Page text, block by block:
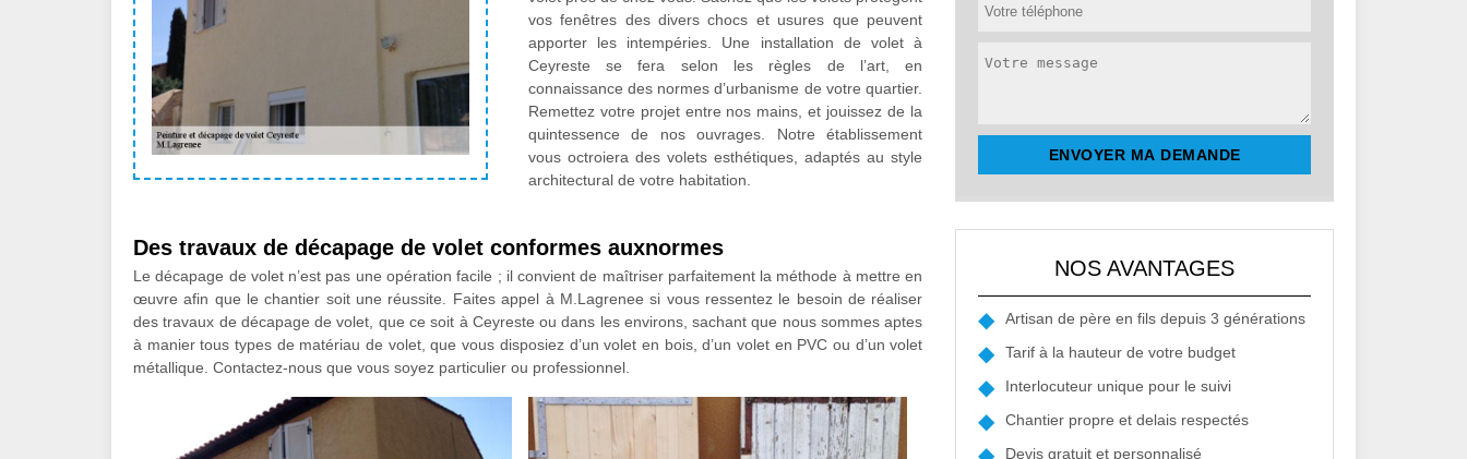
vos fenêtres des divers chocs et usures que peuvent
apporter les intempéries. Une installation de volet à
Ceyreste se fera selon les règles de l’art, en
connaissance des normes d’urbanisme de votre quartier.
Remettez votre projet entre nos mains, et jouissez de la
quintessence de nos ouvrages. Notre établissement
vous octroiera des volets esthétiques, adaptés au style
architectural de votre habitation.
Des travaux de décapage de volet conformes auxnormes
Le décapage de volet n’est pas une opération facile ; il convient de maîtriser parfaitement la méthode à mettre en
œuvre afin que le chantier soit une réussite. Faites appel à M.Lagrenee si vous ressentez le besoin de réaliser
des travaux de décapage de volet, que ce soit à Ceyreste ou dans les environs, sachant que nous sommes aptes
à manier tous types de matériau de volet, que vous disposiez d’un volet en bois, d’un volet en PVC ou d’un volet
métallique. Contactez-nous que vous soyez particulier ou professionnel.
NOS AVANTAGES
Artisan de père en fils depuis 3 générations
Tarif à la hauteur de votre budget
Interlocuteur unique pour le suivi
Chantier propre et delais respectés
Devis gratuit et personnalisé